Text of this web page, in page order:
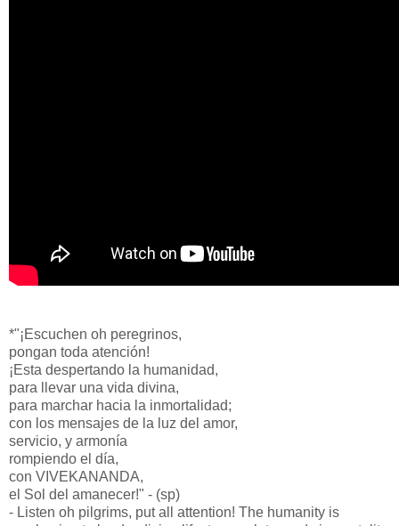
*"¡Escuchen oh peregrinos,
pongan toda atención!
¡Esta despertando la humanidad,
para llevar una vida divina,
para marchar hacia la inmortalidad;
con los mensajes de la luz del amor,
servicio, y armonía
rompiendo el día,
con VIVEKANANDA,
el Sol del amanecer!" - (sp)
- Listen oh pilgrims, put all attention! The humanity is